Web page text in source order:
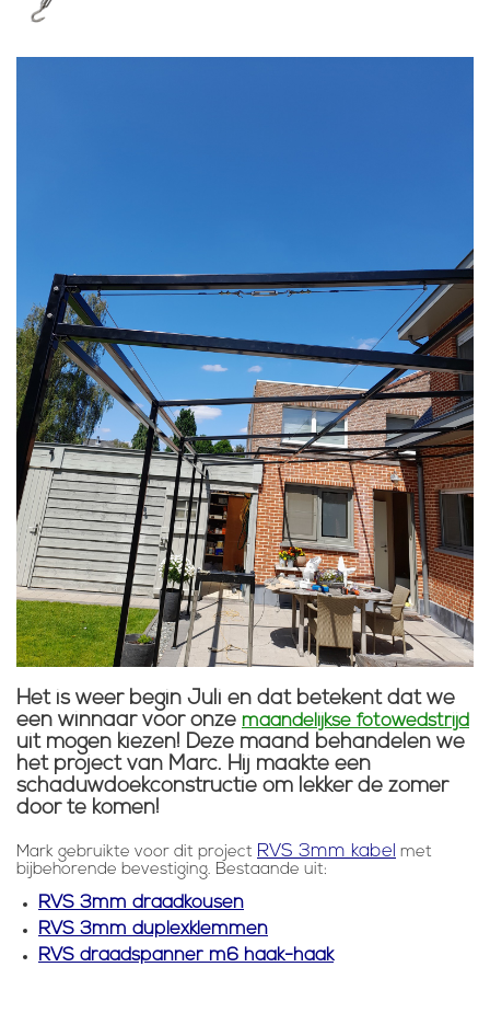
Het is weer begin Juli en dat betekent dat we
een winnaar voor onze maandelijkse fotowedstrijd
uit mogen kiezen! Deze maand behandelen we
het project van Marc. Hij maakte een
schaduwdoekconstructie om lekker de zomer
door te komen!
Mark gebruikte voor dit project RVS 3mm kabel met
bijbehorende bevestiging. Bestaande uit:
RVS 3mm draadkousen
RVS 3mm duplexklemmen
RVS draadspanner m6 haak-haak